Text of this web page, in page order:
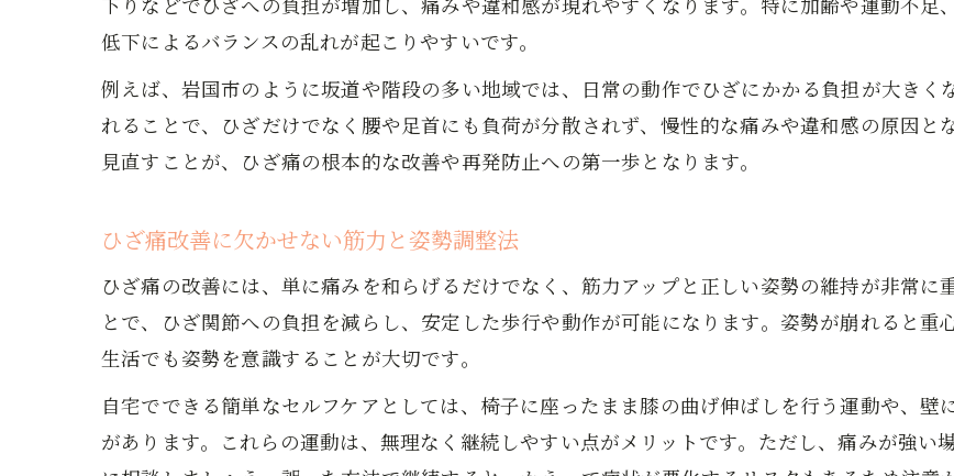
ひざ痛治療で重視すべき通院先の選び方
岩国市で整骨院や接骨院の違いを知る
ひざ痛セルフケアの基本とバランス維持法
足首回しと日常動作でひざ痛緩和を目指す
整体接骨院推奨の家庭用セルフケア紹介
低下によるバランスの乱れが起こりやすいです。
例えば、岩国市のように坂道や階段の多い地域では、日常の動作でひざにかかる負担が大きく
れることで、ひざだけでなく腰や足首にも負荷が分散されず、慢性的な痛みや違和感の原因と
見直すことが、ひざ痛の根本的な改善や再発防止への第一歩となります。
ひざ痛改善に欠かせない筋力と姿勢調整法
ひざ痛の改善には、単に痛みを和らげるだけでなく、筋力アップと正しい姿勢の維持が非常に
とで、ひざ関節への負担を減らし、安定した歩行や動作が可能になります。姿勢が崩れると
生活でも姿勢を意識することが大切です。
自宅でできる簡単なセルフケアとしては、椅子に座ったまま膝の曲げ伸ばしを行う運動や、
があります。これらの運動は、無理なく継続しやすい点がメリットです。ただし、痛みが強い